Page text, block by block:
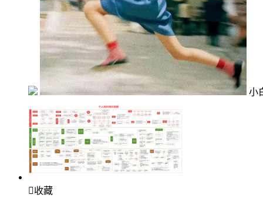
小
收藏